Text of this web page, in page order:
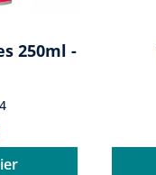
250ml -